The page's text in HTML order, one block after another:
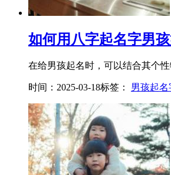
如何用八字起名字男
在给男孩起名时，可以结合其个
时间：2025-03-18标签： 男孩起名